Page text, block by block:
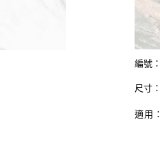
編號
尺寸
適用